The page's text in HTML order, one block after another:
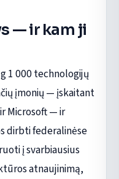
— ir kam ji
1 000 technologijų
įmonių — įskaitant
Microsoft — ir
dirbti federalinėse
į svarbiausius
atnaujinimą,